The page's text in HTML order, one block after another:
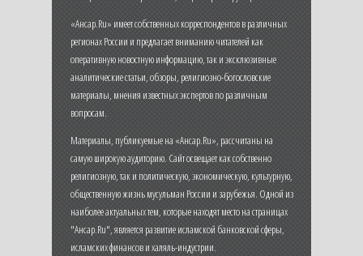
«Ансар.Ru» имеет собственных корреспондентов в различных
регионах России и предлагает вниманию читателей как
оперативную новостную информацию, так и эксклюзивные
аналитические статьи, обзоры, религиозно-богословские
материалы, мнения известных экспертов по различным
вопросам.
Материалы, публикуемые на «Ансар.Ru», рассчитаны на
самую широкую аудиторию. Сайт освещает как собственно
религиозную, так и политическую, экономическую, культурную,
общественную жизнь мусульман России и зарубежья. Одной из
наиболее актуальных тем, которые находят место на страницах
"Ансар.Ru", является развитие исламской банковской сферы,
исламских финансов и халяль-индустрии.